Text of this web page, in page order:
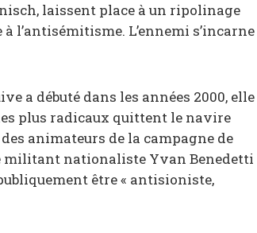
laissent place à un ripolinage
l’antisémitisme. L’ennemi s’incarne
a débuté dans les années 2000, elle
plus radicaux quittent le navire
animateurs de la campagne de
militant nationaliste Yvan Benedetti
être « antisioniste,